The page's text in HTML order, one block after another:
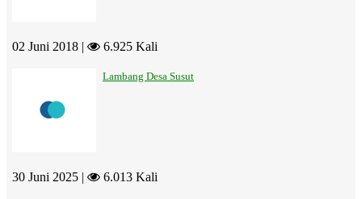
02 Juni 2018 | 6.925 Kali
Lambang Desa Susut
30 Juni 2025 | 6.013 Kali